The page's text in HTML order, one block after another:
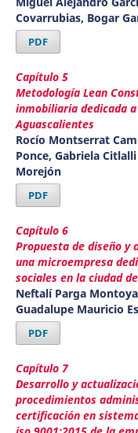
Covarrubias, Bogar
PDF
Capítulo 5
Metodología Lean
inmobiliaria dedicada
Aguascalientes
Rocío Montserrat
Ponce, Gabriela
Morejón
PDF
Capítulo 6
Propuesta de diseño y
una microempresa
sociales en la ciudad
Neftalí Parga
Guadalupe Mauricio
PDF
Capítulo 7
Desarrollo y
procedimientos
certificación en